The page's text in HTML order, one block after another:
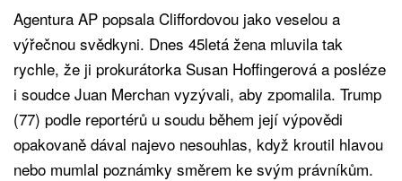
Agentura AP popsala Cliffordovou jako veselou a
výřečnou svědkyni. Dnes 45letá žena mluvila tak
rychle, že ji prokurátorka Susan Hoffingerová a posléze
i soudce Juan Merchan vyzývali, aby zpomalila. Trump
(77) podle reportérů u soudu během její výpovědi
opakovaně dával najevo nesouhlas, když kroutil hlavou
nebo mumlal poznámky směrem ke svým právníkům.